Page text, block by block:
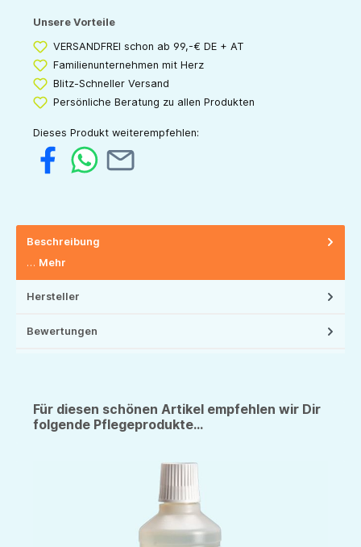
Unsere Vorteile
VERSANDFREI schon ab 99,-€ DE + AT
Familienunternehmen mit Herz
Blitz-Schneller Versand
Persönliche Beratung zu allen Produkten
Dieses Produkt weiterempfehlen:
Beschreibung
… Mehr
Hersteller
Bewertungen
Für diesen schönen Artikel empfehlen wir Dir
folgende Pflegeprodukte...